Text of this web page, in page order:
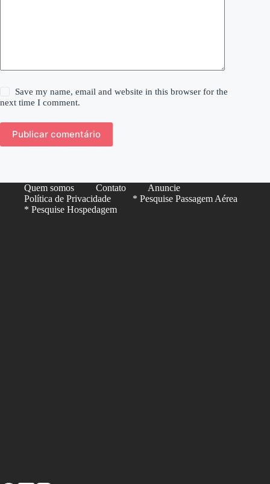
Save my name, email and website in this browser for the
next time I comment.
Publicar comentário
Quem somos Contato
Anuncie
Política de Privacidade
* Pesquise Passagem Aérea
* Pesquise Hospedagem